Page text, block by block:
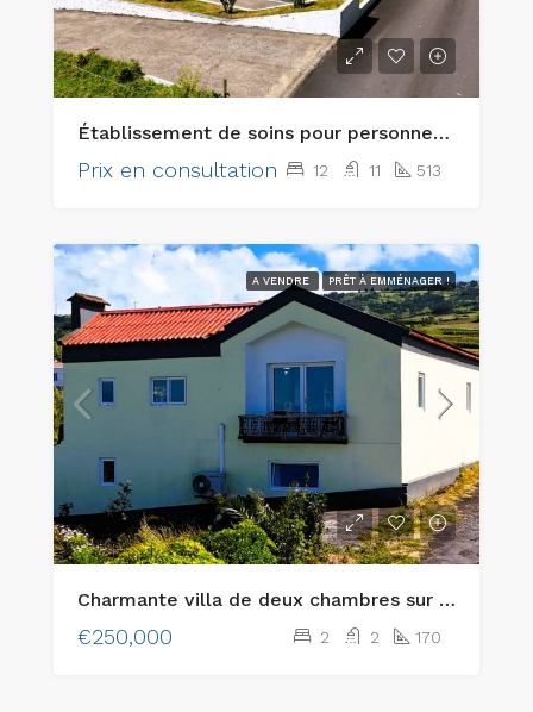
Établissement de soins pour personnes âgées clé en main exceptionnel et bien immobilier d’investissement de premier ordre
Prix en consultation 12 11 513
A VENDRE PRÊT À EMMÉNAGER !
Charmante villa de deux chambres sur l’île de Faial, aux Açores – L’alliance parfaite entre charme rustique et confort moderne
€250,000 2 2 170